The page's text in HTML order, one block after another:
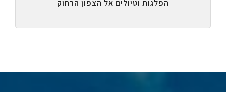
הפלגות וטיולים אל הצפון הרחוק